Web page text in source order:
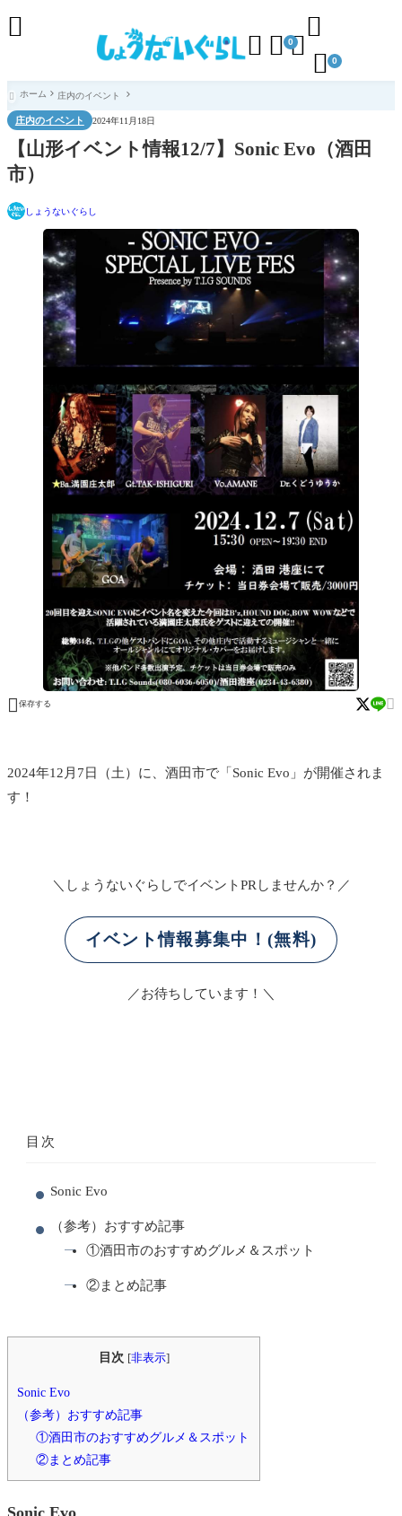
  0

 0

 ホーム 庄内のイベント
庄内のイベント 2024年11月18日
【山形イベント情報12/7】Sonic Evo（酒田
市）
しょうないぐらし
 保存する 
2024年12月7日（土）に、酒田市で「Sonic Evo」が開催されま
す！
＼しょうないぐらしでイベントPRしませんか？／
イベント情報募集中！(無料)
／お待ちしています！＼
目次
Sonic Evo
（参考）おすすめ記事
①酒田市のおすすめグルメ＆スポット
②まとめ記事
目次 [非表示]
Sonic Evo
（参考）おすすめ記事
①酒田市のおすすめグルメ＆スポット
②まとめ記事
Sonic Evo